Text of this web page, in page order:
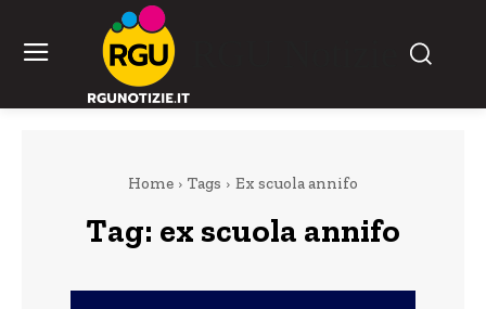
Home Tags Ex scuola annifo
Tag: ex scuola annifo